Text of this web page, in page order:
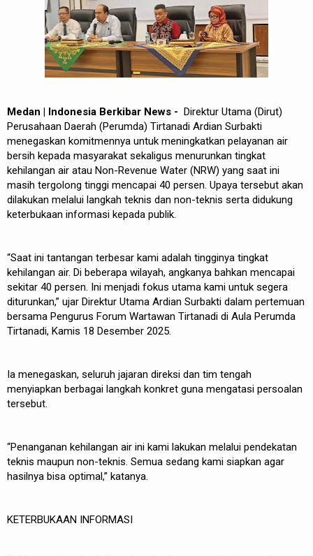
Medan | Indonesia Berkibar News - Direktur Utama (Dirut)
Perusahaan Daerah (Perumda) Tirtanadi Ardian Surbakti
menegaskan komitmennya untuk meningkatkan pelayanan air
bersih kepada masyarakat sekaligus menurunkan tingkat
kehilangan air atau Non-Revenue Water (NRW) yang saat ini
masih tergolong tinggi mencapai 40 persen. Upaya tersebut akan
dilakukan melalui langkah teknis dan non-teknis serta didukung
keterbukaan informasi kepada publik.
“Saat ini tantangan terbesar kami adalah tingginya tingkat
kehilangan air. Di beberapa wilayah, angkanya bahkan mencapai
sekitar 40 persen. Ini menjadi fokus utama kami untuk segera
diturunkan,” ujar Direktur Utama Ardian Surbakti dalam pertemuan
bersama Pengurus Forum Wartawan Tirtanadi di Aula Perumda
Tirtanadi, Kamis 18 Desember 2025.
Ia menegaskan, seluruh jajaran direksi dan tim tengah
menyiapkan berbagai langkah konkret guna mengatasi persoalan
tersebut.
“Penanganan kehilangan air ini kami lakukan melalui pendekatan
teknis maupun non-teknis. Semua sedang kami siapkan agar
hasilnya bisa optimal,” katanya.
KETERBUKAAN INFORMASI